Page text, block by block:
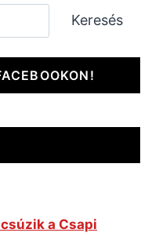
Keresés
a Csapi